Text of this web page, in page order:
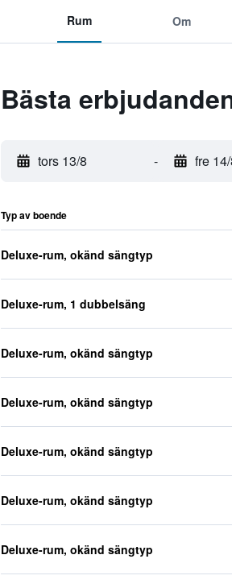
Rum Om
Bästa
tors 13/8 - fre
Typ av boende
Deluxe-rum, okänd sängtyp
Deluxe-rum, 1 dubbelsäng
Deluxe-rum, okänd sängtyp
Deluxe-rum, okänd sängtyp
Deluxe-rum, okänd sängtyp
Deluxe-rum, okänd sängtyp
Deluxe-rum, okänd sängtyp